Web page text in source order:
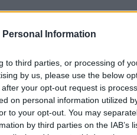
Personal Information
to third parties, or processing of
by us, please use the below
your opt-out request is
on personal information utilized
to your opt-out. You may
by third parties on the IAB’s